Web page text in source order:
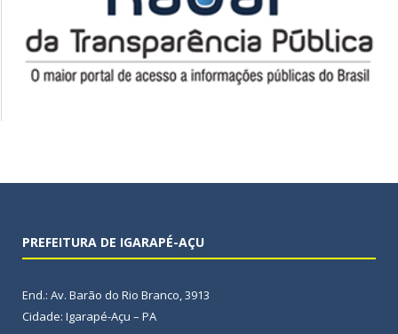
PREFEITURA DE IGARAPÉ-AÇU
End.: Av. Barão do Rio Branco, 3913
Cidade: Igarapé-Açu – PA